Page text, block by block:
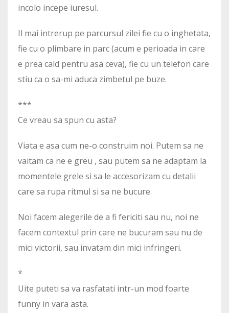
incolo incepe iuresul.
Il mai intrerup pe parcursul zilei fie cu o inghetata,
fie cu o plimbare in parc (acum e perioada in care
e prea cald pentru asa ceva), fie cu un telefon care
stiu ca o sa-mi aduca zimbetul pe buze.
***
Ce vreau sa spun cu asta?
Viata e asa cum ne-o construim noi. Putem sa ne
vaitam ca ne e greu , sau putem sa ne adaptam la
momentele grele si sa le accesorizam cu detalii
care sa rupa ritmul si sa ne bucure.
Noi facem alegerile de a fi fericiti sau nu, noi ne
facem contextul prin care ne bucuram sau nu de
mici victorii, sau invatam din mici infringeri.
*
Uite puteti sa va rasfatati intr-un mod foarte
funny in vara asta.